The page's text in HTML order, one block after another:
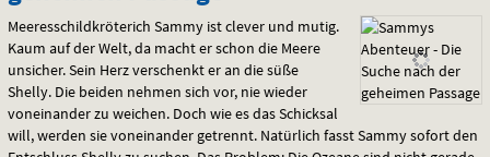
-
Die
Suche
Meeresschildkröterich Sammy ist clever und mutig.
Kaum auf der Welt, da macht er schon die Meere
unsicher. Sein Herz verschenkt er an die süße
Shelly. Die beiden nehmen sich vor, nie wieder
voneinander zu weichen. Doch wie es das Schicksal
will, werden sie voneinander getrennt. Natürlich fasst Sammy sofort den